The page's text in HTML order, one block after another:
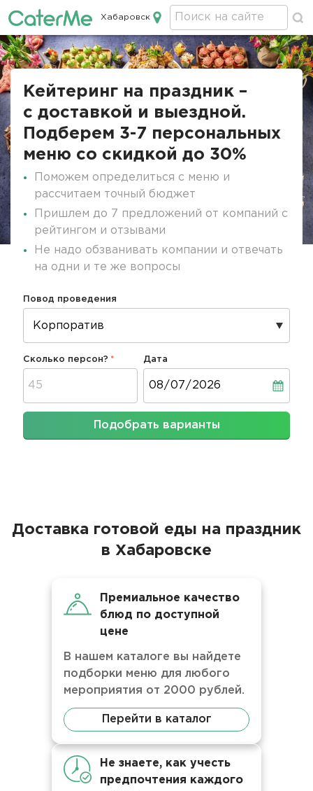
Кейтеринг в Хабаровске
Хабаровск
Строка
Кейтеринг на праздник –
с доставкой и выездной.
Подберем 3-7 персональных
меню со скидкой до 30%
Поможем определиться с меню и
рассчитаем точный бюджет
Пришлем до 7 предложений от компаний с
рейтингом и отзывами
Не надо обзванивать компании и отвечать
на одни и те же вопросы
Повод проведения
Сколько персон? Дата
Подобрать варианты
Доставка готовой еды на праздник
в Хабаровске
Премиальное качество
блюд по доступной
цене
В нашем каталоге вы найдете
подборки меню для любого
мероприятия от 2000 рублей.
Перейти в каталог
Не знаете, как учесть
предпочтения каждого